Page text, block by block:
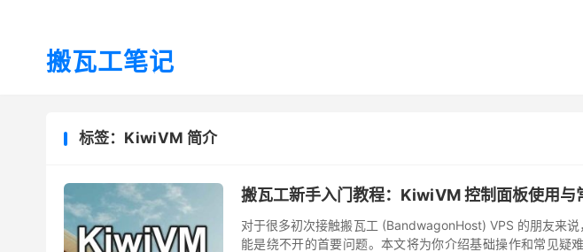
搬瓦工笔记
标签：KiwiVM 简介
搬瓦工新手入门教程：KiwiVM 控制面板使用与
对于很多初次接触搬瓦工 (BandwagonHost) VPS 的朋友来
能是绕不开的首要问题。本文将为你介绍基础操作和常见疑